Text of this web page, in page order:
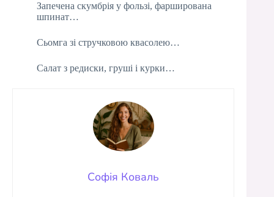
Запечена скумбрія у фользі, фарширована
шпинат…
Сьомга зі стручковою квасолею…
Салат з редиски, груші і курки…
Софія Коваль